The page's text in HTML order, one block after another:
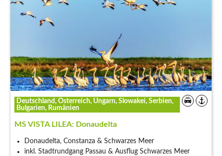
Deutschland, Österreich, Ungarn, Slowakei, Serbien,
Bulgarien, Rumänien
MS VISTA LILEA: Donaudelta
Donaudelta, Constanza & Schwarzes Meer
inkl. Stadtrundgang Passau & Ausflug Schwarzes Meer